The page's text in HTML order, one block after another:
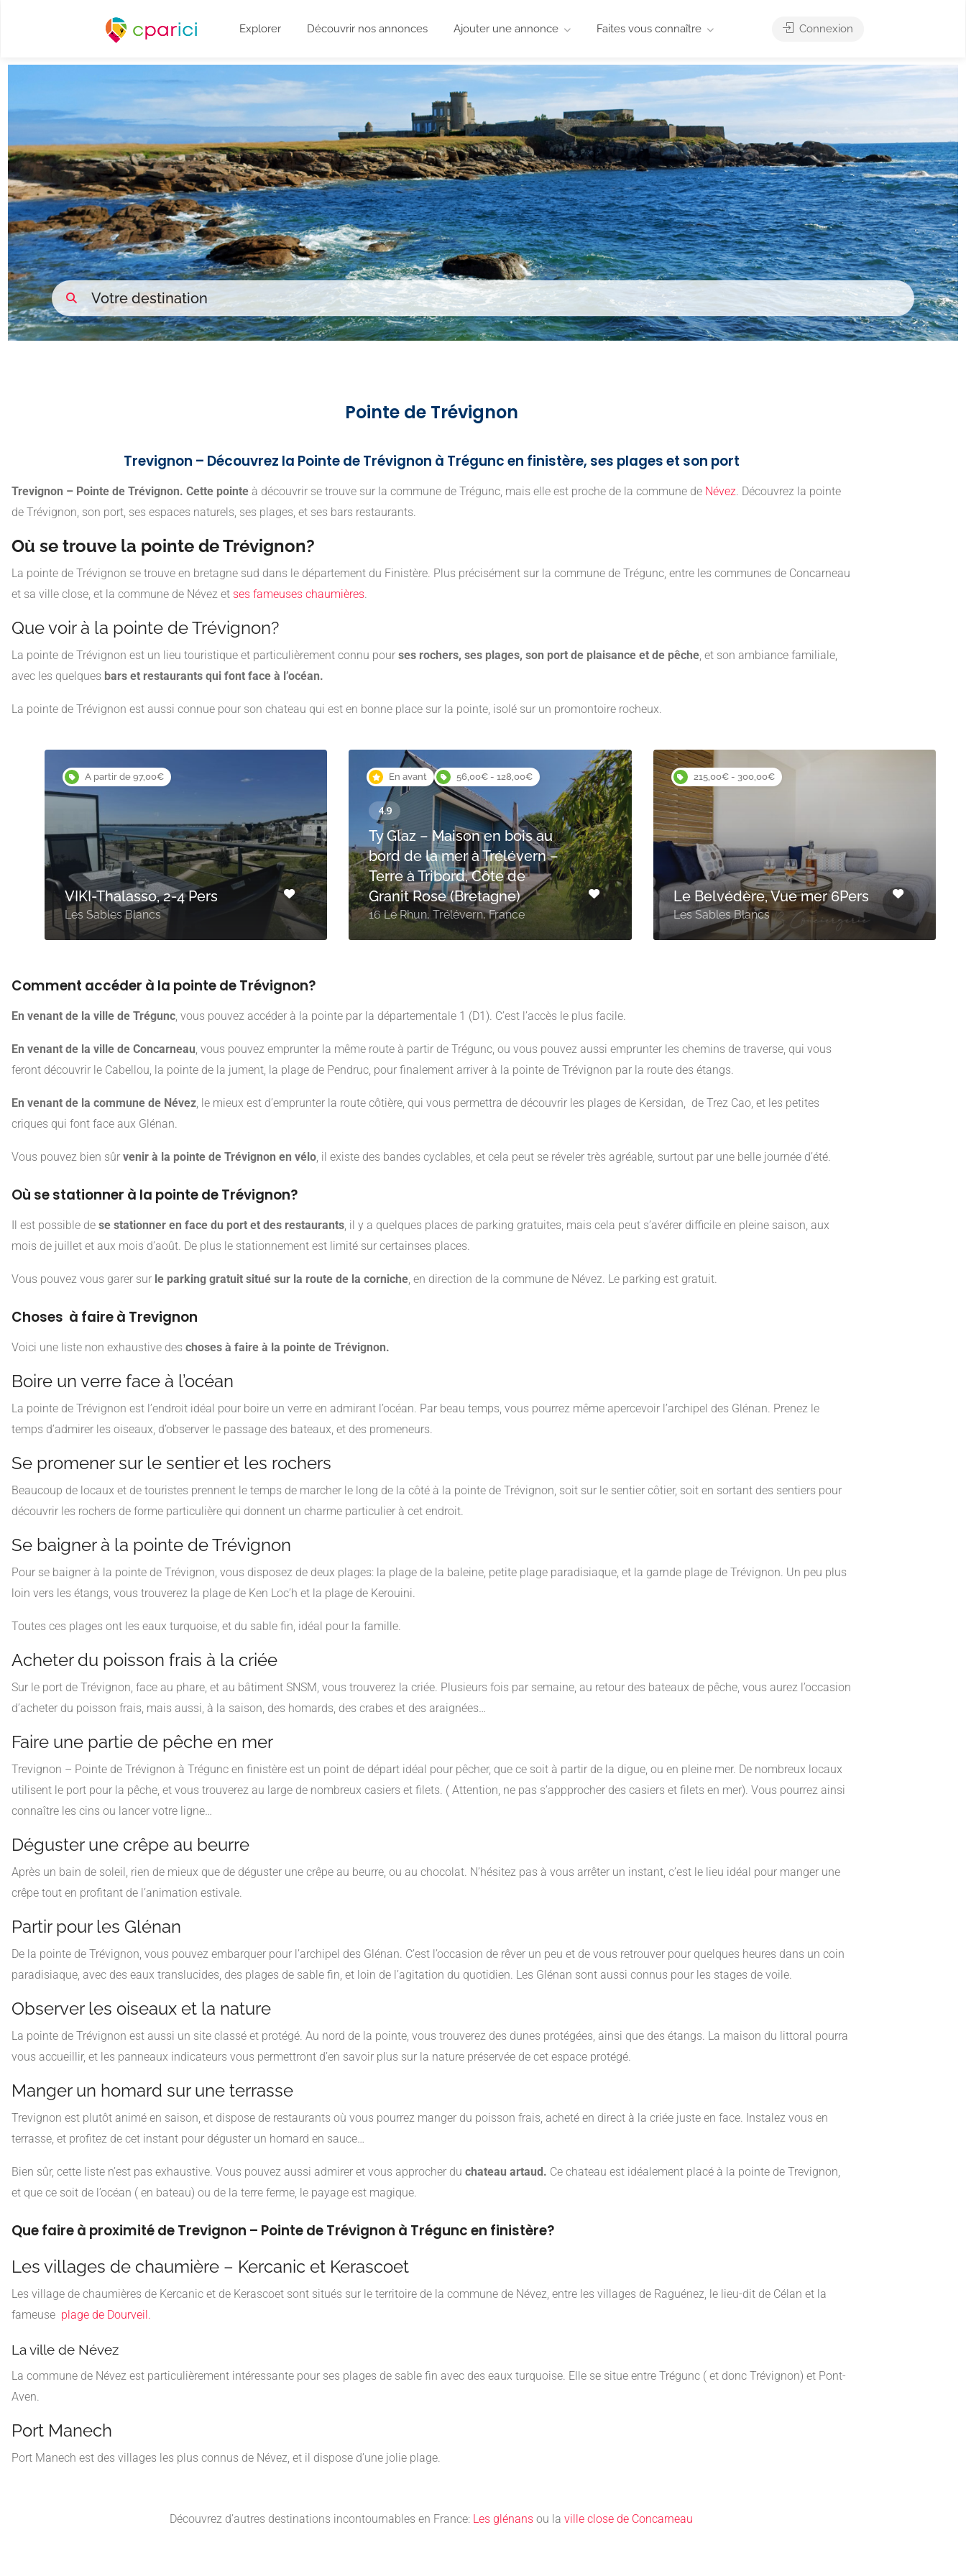
Explorer Découvrir nos annonces Ajouter une annonce Faites vous connaître Connexion
Pointe de Trévignon
Trevignon – Découvrez la Pointe de Trévignon à Trégunc en finistère, ses plages et son port
Trevignon – Pointe de Trévignon. Cette pointe à découvrir se trouve sur la commune de Trégunc, mais elle est proche de la commune de Névez . Découvrez la pointe
de Trévignon, son port, ses espaces naturels, ses plages, et ses bars restaurants.
Où se trouve la pointe de Trévignon?
La pointe de Trévignon se trouve en bretagne sud dans le département du Finistère. Plus précisément sur la commune de Trégunc, entre les communes de Concarneau
et sa ville close, et la commune de Névez et ses fameuses chaumières
Que voir à la pointe de Trévignon?
La pointe de Trévignon est un lieu touristique et particulièrement connu pour ses rochers, ses plages, son port de plaisance et de pêche , et son ambiance familiale,
avec les quelques bars et restaurants qui font face à l’océan.
La pointe de Trévignon est aussi connue pour son chateau qui est en bonne place sur la pointe, isolé sur un promontoire rocheux.
A partir de 97,00€
VIKI-Thalasso, 2-4 Pers
Les Sables Blancs
En avant 56,00€ - 128,00€
Ty Glaz – Maison en bois au
bord de la mer à Trélévern –
Terre à Tribord, Côte de
Granit Rose (Bretagne)
16 Le Rhun, Trélévern, France
215,00€ - 300,00€
Le Belvédère, Vue mer 6Pers
Les Sables Blancs
Comment accéder à la pointe de Trévignon?
En venant de la ville de Trégunc , vous pouvez accéder à la pointe par la départementale 1 (D1). C’est l’accès le plus facile.
En venant de la ville de Concarneau , vous pouvez emprunter la même route à partir de Trégunc, ou vous pouvez aussi emprunter les chemins de traverse, qui vous
feront découvrir le Cabellou, la pointe de la jument, la plage de Pendruc, pour finalement arriver à la pointe de Trévignon par la route des étangs.
En venant de la commune de Névez , le mieux est d’emprunter la route côtière, qui vous permettra de découvrir les plages de Kersidan, de Trez Cao, et les petites
criques qui font face aux Glénan.
Vous pouvez bien sûr venir à la pointe de Trévignon en vélo , il existe des bandes cyclables, et cela peut se réveler très agréable, surtout par une belle journée d’été.
Où se stationner à la pointe de Trévignon?
Il est possible de se stationner en face du port et des restaurants , il y a quelques places de parking gratuites, mais cela peut s’avérer difficile en pleine saison, aux
mois de juillet et aux mois d’août. De plus le stationnement est limité sur certainses places.
Vous pouvez vous garer sur le parking gratuit situé sur la route de la corniche , en direction de la commune de Névez. Le parking est gratuit.
Choses à faire à Trevignon
Voici une liste non exhaustive des choses à faire à la pointe de Trévignon.
Boire un verre face à l’océan
La pointe de Trévignon est l’endroit idéal pour boire un verre en admirant l’océan. Par beau temps, vous pourrez même apercevoir l’archipel des Glénan. Prenez le
temps d’admirer les oiseaux, d’observer le passage des bateaux, et des promeneurs.
Se promener sur le sentier et les rochers
Beaucoup de locaux et de touristes prennent le temps de marcher le long de la côté à la pointe de Trévignon, soit sur le sentier côtier, soit en sortant des sentiers pour
découvrir les rochers de forme particulière qui donnent un charme particulier à cet endroit.
Se baigner à la pointe de Trévignon
Pour se baigner à la pointe de Trévignon, vous disposez de deux plages: la plage de la baleine, petite plage paradisiaque, et la garnde plage de Trévignon. Un peu plus
loin vers les étangs, vous trouverez la plage de Ken Loc’h et la plage de Kerouini.
Toutes ces plages ont les eaux turquoise, et du sable fin, idéal pour la famille.
Acheter du poisson frais à la criée
Sur le port de Trévignon, face au phare, et au bâtiment SNSM, vous trouverez la criée. Plusieurs fois par semaine, au retour des bateaux de pêche, vous aurez l’occasion
d’acheter du poisson frais, mais aussi, à la saison, des homards, des crabes et des araignées…
Faire une partie de pêche en mer
Trevignon – Pointe de Trévignon à Trégunc en finistère est un point de départ idéal pour pêcher, que ce soit à partir de la digue, ou en pleine mer. De nombreux locaux
utilisent le port pour la pêche, et vous trouverez au large de nombreux casiers et filets. ( Attention, ne pas s’appprocher des casiers et filets en mer). Vous pourrez ainsi
connaître les cins ou lancer votre ligne…
Déguster une crêpe au beurre
Après un bain de soleil, rien de mieux que de déguster une crêpe au beurre, ou au chocolat. N’hésitez pas à vous arrêter un instant, c’est le lieu idéal pour manger une
crêpe tout en profitant de l’animation estivale.
Partir pour les Glénan
De la pointe de Trévignon, vous pouvez embarquer pour l’archipel des Glénan. C’est l’occasion de rêver un peu et de vous retrouver pour quelques heures dans un coin
paradisiaque, avec des eaux translucides, des plages de sable fin, et loin de l’agitation du quotidien. Les Glénan sont aussi connus pour les stages de voile.
Observer les oiseaux et la nature
La pointe de Trévignon est aussi un site classé et protégé. Au nord de la pointe, vous trouverez des dunes protégées, ainsi que des étangs. La maison du littoral pourra
vous accueillir, et les panneaux indicateurs vous permettront d’en savoir plus sur la nature préservée de cet espace protégé.
Manger un homard sur une terrasse
Trevignon est plutôt animé en saison, et dispose de restaurants où vous pourrez manger du poisson frais, acheté en direct à la criée juste en face. Instalez vous en
terrasse, et profitez de cet instant pour déguster un homard en sauce…
Bien sûr, cette liste n’est pas exhaustive. Vous pouvez aussi admirer et vous approcher du chateau artaud. Ce chateau est idéalement placé à la pointe de Trevignon,
et que ce soit de l’océan ( en bateau) ou de la terre ferme, le payage est magique.
Que faire à proximité de Trevignon – Pointe de Trévignon à Trégunc en finistère?
Les villages de chaumière – Kercanic et Kerascoet
Les village de chaumières de Kercanic et de Kerascoet sont situés sur le territoire de la commune de Névez, entre les villages de Raguénez, le lieu-dit de Célan et la
fameuse plage de Dourveil.
La ville de Névez
La commune de Névez est particulièrement intéressante pour ses plages de sable fin avec des eaux turquoise. Elle se situe entre Trégunc ( et donc Trévignon) et Pont-
Aven.
Port Manech
Port Manech est des villages les plus connus de Névez, et il dispose d’une jolie plage.
Découvrez d’autres destinations incontournables en France: Les glénans ou la ville close de Concarneau